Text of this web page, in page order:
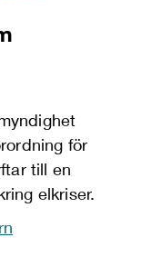
för
till en
elkriser.